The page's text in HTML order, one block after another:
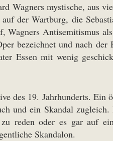
Wagners mystische, aus
der Wartburg, die
Antisemitismus
bezeichnet und nach
Essen mit wenig
des 19. Jahrhunderts.
und ein Skandal
reden oder es gar auf
Skandalon.